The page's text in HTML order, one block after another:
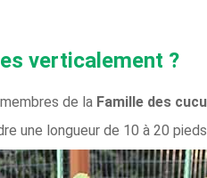
verticalement ?
de la Famille des
une longueur de 10 à 20